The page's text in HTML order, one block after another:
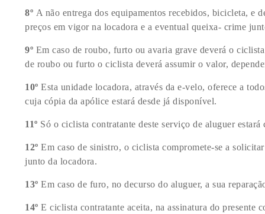
8º A não entrega dos equipamentos recebidos, bicicleta, e
preços em vigor na locadora e a eventual queixa- crime
9º Em caso de roubo, furto ou avaria grave deverá o
de roubo ou furto o ciclista deverá assumir o valor,
10º Esta unidade locadora, através da e-velo, oferece a
cuja cópia da apólice estará desde já disponível.
11º Só o ciclista contratante deste serviço de aluguer estará
12º Em caso de sinistro, o ciclista compromete-se a
junto da locadora.
13º Em caso de furo, no decurso do aluguer, a sua
14º E ciclista contratante aceita, na assinatura do presente